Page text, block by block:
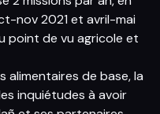
nov 2021 et avril-mai
point de vu agricole et
de base, la
inquiétudes à avoir